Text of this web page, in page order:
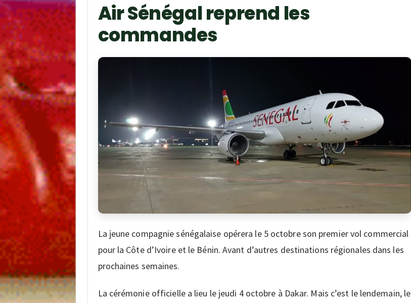
Air Sénégal reprend les
commandes
La jeune compagnie sénégalaise opérera le 5 octobre son premier vol commercial
pour la Côte d’Ivoire et le Bénin. Avant d’autres destinations régionales dans les
prochaines semaines.
La cérémonie officielle a lieu le jeudi 4 octobre à Dakar. Mais c’est le lendemain, le